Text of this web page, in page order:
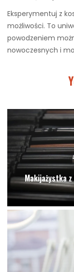
Eksperymentuj z
możliwości. To
powodzeniem
nowoczesnych i
Makijażystka